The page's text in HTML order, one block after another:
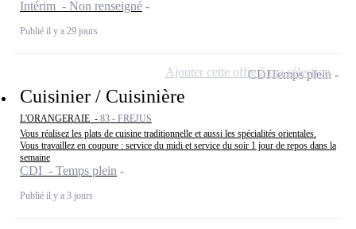
Intérim - Non renseigné
Publié il y a 29 jours
Cuisinier / Cuisinière
L'ORANGERAIE - 83 - FREJUS
Vous réalisez les plats de cuisine traditionnelle et aussi les spécialités orientales.
Vous travaillez en coupure : service du midi et service du soir 1 jour de repos dans la
semaine
CDI - Temps plein
Publié il y a 3 jours
CDITemps plein
Ajouter cette offre à ma sélection